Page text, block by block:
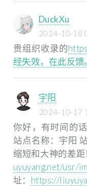
DuckXu
2024-10-18
贵组织收录的
经失效，在此反馈
宇阳
2024-10-17
你好，有时间的
站点名称：宇阳
缩短和大神的差距
uyuyang.net/usr/
址： https://